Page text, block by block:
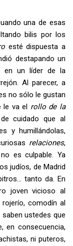
una de esas
bilis por los
esté dispuesta a
destapando un
en un líder de la
Al parecer, a
no sólo le gustan
le va el rollo de la
cuidado que al
y humillándolas,
relaciones,
es culpable. Ya
judíos, de Madrid
tanto da. En
joven vicioso al
comodín al
ustedes que
en consecuencia,
ni puteros,